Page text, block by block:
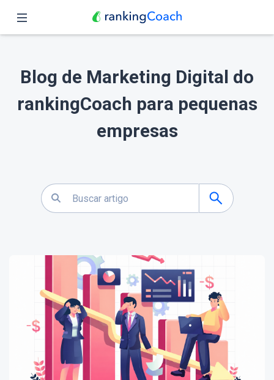
Funções
Preços
Português
Blog de Marketing Digital do
rankingCoach para pequenas
empresas